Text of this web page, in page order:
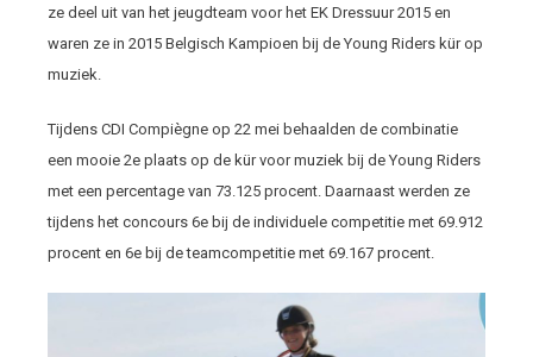
ze deel uit van het jeugdteam voor het EK Dressuur 2015 en
waren ze in 2015 Belgisch Kampioen bij de Young Riders kür op
muziek.
Tijdens CDI Compiègne op 22 mei behaalden de combinatie
een mooie 2e plaats op de kür voor muziek bij de Young Riders
met een percentage van 73.125 procent. Daarnaast werden ze
tijdens het concours 6e bij de individuele competitie met 69.912
procent en 6e bij de teamcompetitie met 69.167 procent.